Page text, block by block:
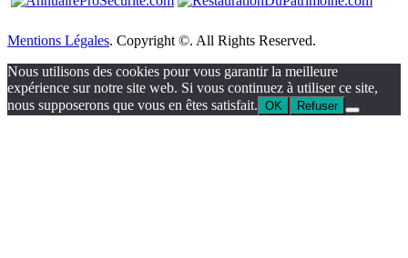
Mentions Légales. Copyright ©. All Rights Reserved.
Nous utilisons des cookies pour vous garantir la meilleure
expérience sur notre site web. Si vous continuez à utiliser ce site,
nous supposerons que vous en êtes satisfait. OK Refuser